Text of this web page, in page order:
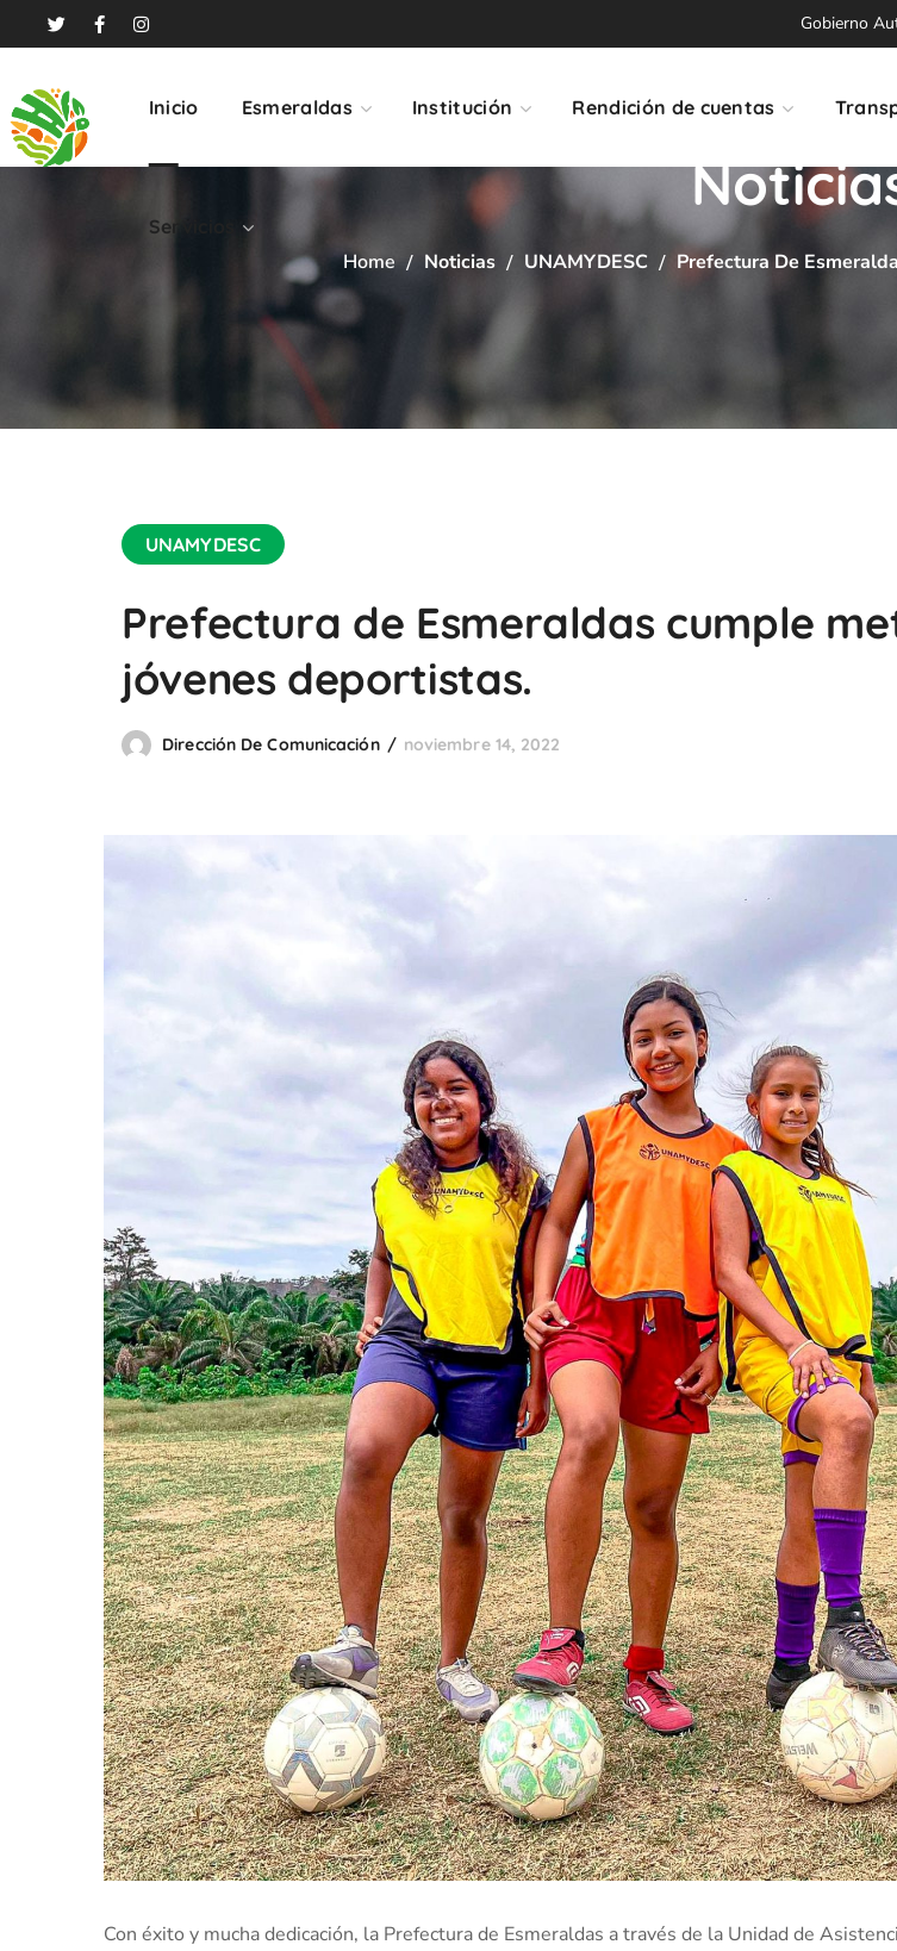
Gobierno
Inicio Esmeraldas Institución Rendición de cuentas
Servicios
Home Noticias UNAMYDESC Prefectura De
UNAMYDESC
Prefectura de Esmeraldas cumple
jóvenes deportistas.
Dirección De Comunicación noviembre 14, 2022
Con éxito y mucha dedicación, la Prefectura de Esmeraldas a través de la Unidad de